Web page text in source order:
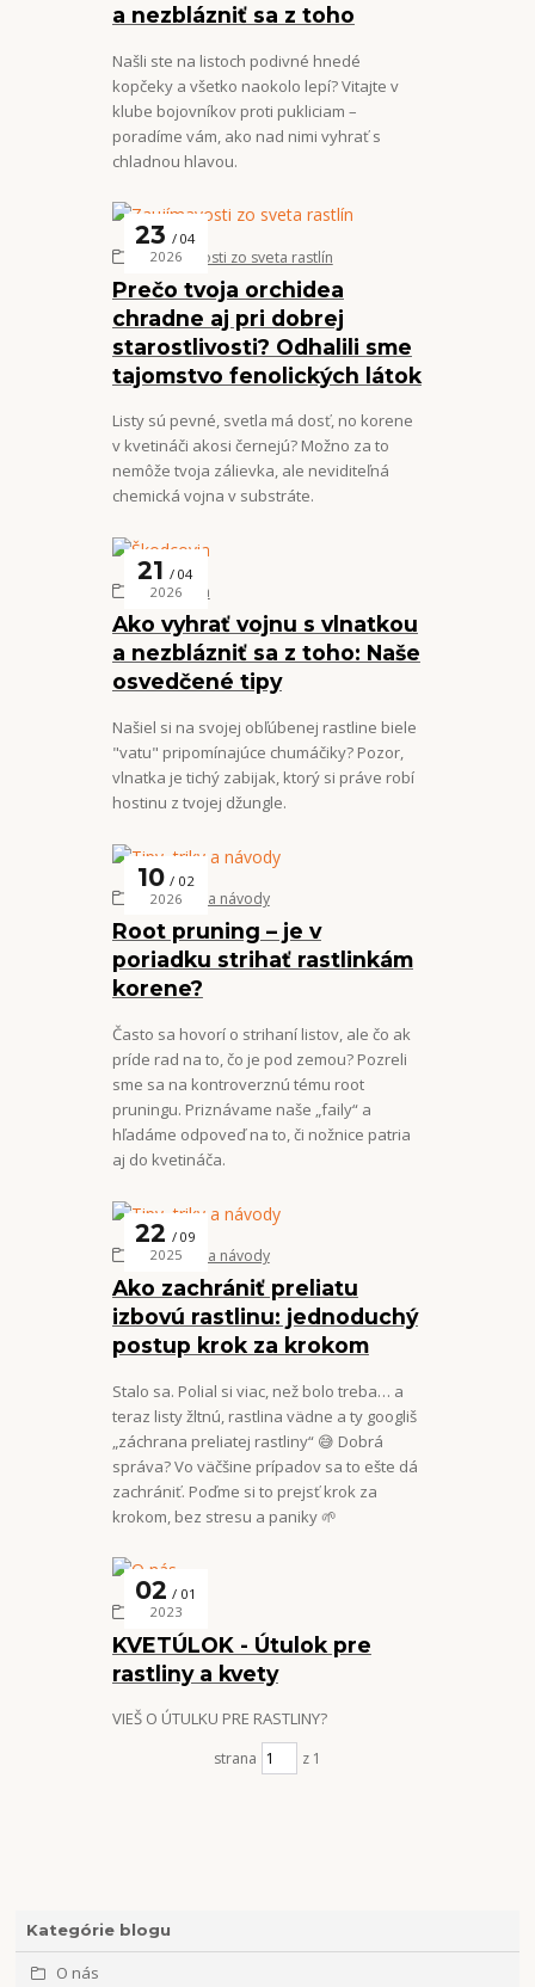
Kategórie blogu
O nás
a nezblázniť sa z toho
Našli ste na listoch podivné hnedé
kopčeky a všetko naokolo lepí? Vitajte v
klube bojovníkov proti pukliciam –
poradíme vám, ako nad nimi vyhrať s
chladnou hlavou.
Prečo tvoja orchidea
chradne aj pri dobrej
starostlivosti? Odhalili sme
tajomstvo fenolických látok
23
04
2026
Zaujímavosti zo sveta rastlín
Listy sú pevné, svetla má dosť, no korene
v kvetináči akosi černejú? Možno za to
nemôže tvoja zálievka, ale neviditeľná
chemická vojna v substráte.
Ako vyhrať vojnu s vlnatkou
a nezblázniť sa z toho: Naše
osvedčené tipy
21
04
2026
Škodcovia
Našiel si na svojej obľúbenej rastline biele
"vatu" pripomínajúce chumáčiky? Pozor,
vlnatka je tichý zabijak, ktorý si práve robí
hostinu z tvojej džungle.
Root pruning – je v
poriadku strihať rastlinkám
korene?
10
02
2026
Tipy, triky a návody
Často sa hovorí o strihaní listov, ale čo ak
príde rad na to, čo je pod zemou? Pozreli
sme sa na kontroverznú tému root
pruningu. Priznávame naše „faily“ a
hľadáme odpoveď na to, či nožnice patria
aj do kvetináča.
Ako zachrániť preliatu
izbovú rastlinu: jednoduchý
postup krok za krokom
22
09
2025
Tipy, triky a návody
Stalo sa. Polial si viac, než bolo treba… a
teraz listy žltnú, rastlina vädne a ty googliš
„záchrana preliatej rastliny“ 😅 Dobrá
správa? Vo väčšine prípadov sa to ešte dá
zachrániť. Poďme si to prejsť krok za
krokom, bez stresu a paniky 🌱
KVETÚLOK - Útulok pre
rastliny a kvety
02
01
2023
O nás
VIEŠ O ÚTULKU PRE RASTLINY?
strana z 1